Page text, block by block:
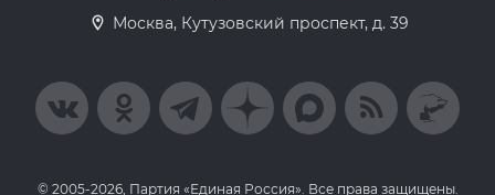
Москва, Кутузовский проспект, д. 39
© 2005-2026, Партия «Единая Россия». Все права защищены.